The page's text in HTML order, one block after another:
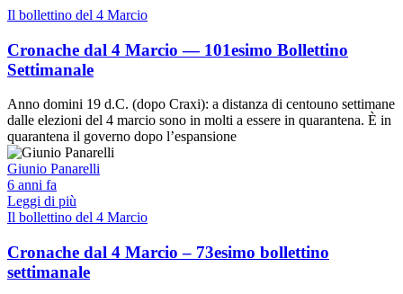
Il bollettino del 4 Marcio
Cronache dal 4 Marcio — 101esimo Bollettino
Settimanale
Anno domini 19 d.C. (dopo Craxi): a distanza di centouno settimane
dalle elezioni del 4 marcio sono in molti a essere in quarantena. È in
quarantena il governo dopo l’espansione
Giunio Panarelli
6 anni fa
Leggi di più
Il bollettino del 4 Marcio
Cronache dal 4 Marcio – 73esimo bollettino
settimanale